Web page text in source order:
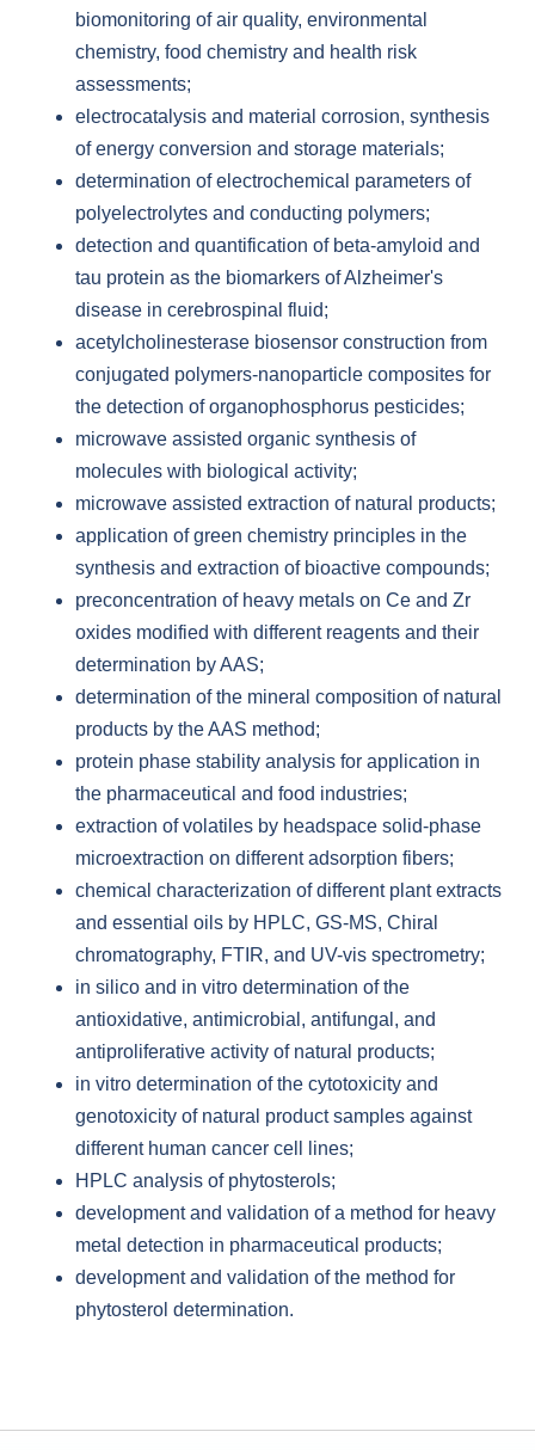
biomonitoring of air quality, environmental
chemistry, food chemistry and health risk
assessments;
electrocatalysis and material corrosion, synthesis
of energy conversion and storage materials;
determination of electrochemical parameters of
polyelectrolytes and conducting polymers;
detection and quantification of beta-amyloid and
tau protein as the biomarkers of Alzheimer's
disease in cerebrospinal fluid;
acetylcholinesterase biosensor construction from
conjugated polymers-nanoparticle composites for
the detection of organophosphorus pesticides;
microwave assisted organic synthesis of
molecules with biological activity;
microwave assisted extraction of natural products;
application of green chemistry principles in the
synthesis and extraction of bioactive compounds;
preconcentration of heavy metals on Ce and Zr
oxides modified with different reagents and their
determination by AAS;
determination of the mineral composition of natural
products by the AAS method;
protein phase stability analysis for application in
the pharmaceutical and food industries;
extraction of volatiles by headspace solid-phase
microextraction on different adsorption fibers;
chemical characterization of different plant extracts
and essential oils by HPLC, GS-MS, Chiral
chromatography, FTIR, and UV-vis spectrometry;
in silico and in vitro determination of the
antioxidative, antimicrobial, antifungal, and
antiproliferative activity of natural products;
in vitro determination of the cytotoxicity and
genotoxicity of natural product samples against
different human cancer cell lines;
HPLC analysis of phytosterols;
development and validation of a method for heavy
metal detection in pharmaceutical products;
development and validation of the method for
phytosterol determination.